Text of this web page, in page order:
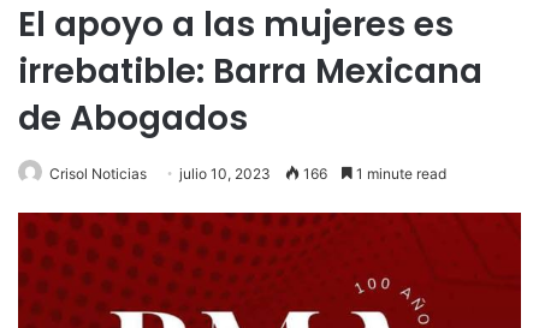
El apoyo a las mujeres es
irrebatible: Barra Mexicana
de Abogados
Crisol Noticias julio 10, 2023 166 1 minute read